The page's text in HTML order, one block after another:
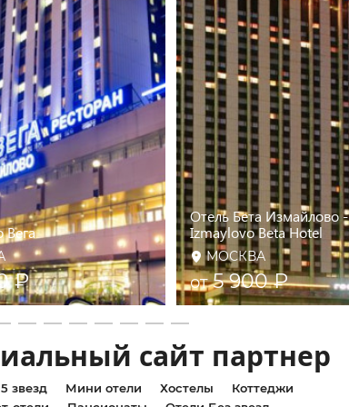
Вега
₽
Отель Бета Измайлово -
Izmaylovo Beta Hotel
МОСКВА
от5 900 ₽
сайт партнер
5 звезд Мини отели Хостелы
Коттеджи